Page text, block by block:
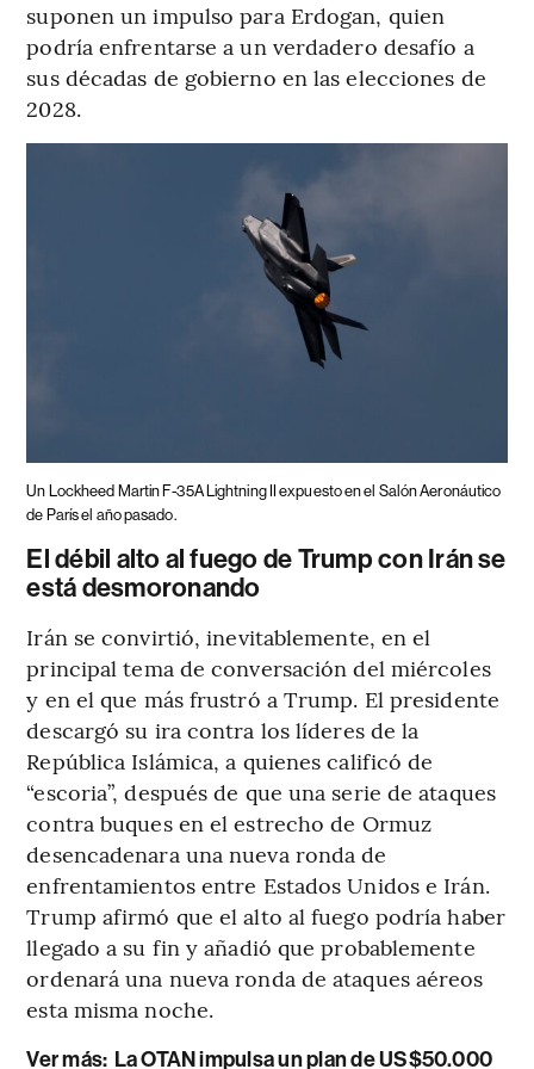
suponen un impulso para Erdogan, quien
podría enfrentarse a un verdadero desafío a
sus décadas de gobierno en las elecciones de
2028.
Un Lockheed Martin F-35A Lightning II expuesto en el Salón Aeronáutico
de París el año pasado.
El débil alto al fuego de Trump con Irán se
está desmoronando
Irán se convirtió, inevitablemente, en el
principal tema de conversación del miércoles
y en el que más frustró a Trump. El presidente
descargó su ira contra los líderes de la
República Islámica, a quienes calificó de
“escoria”, después de que una serie de ataques
contra buques en el estrecho de Ormuz
desencadenara una nueva ronda de
enfrentamientos entre Estados Unidos e Irán.
Trump afirmó que el alto al fuego podría haber
llegado a su fin y añadió que probablemente
ordenará una nueva ronda de ataques aéreos
esta misma noche.
Ver más: La OTAN impulsa un plan de US$50.000